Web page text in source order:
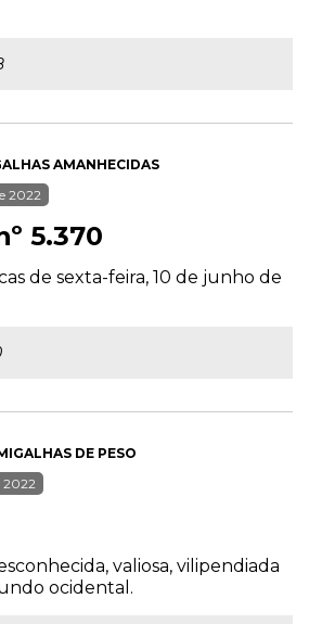
AMANHECIDAS
2022
5.370
de sexta-feira, 10 de junho de
DE PESO
2022
valiosa, vilipendiada
ocidental.